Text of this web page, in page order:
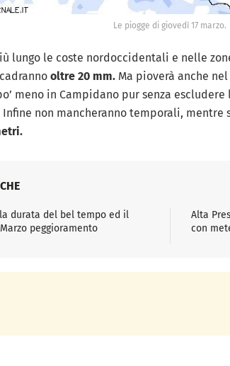
Le piogge di giovedì 17 marzo.
lungo le coste nordoccidentali e nelle
oltre 20 mm. Ma pioverà anche
meno in Campidano pur senza
non mancheranno temporali, mentre
durata del bel tempo ed il
peggioramento
Alta
con